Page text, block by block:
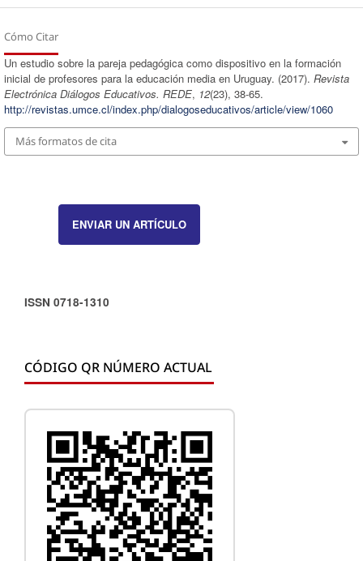
Cómo Citar
Un estudio sobre la pareja pedagógica como dispositivo en la formación
inicial de profesores para la educación media en Uruguay. (2017). Revista
Electrónica Diálogos Educativos. REDE, 12(23), 38-65.
http://revistas.umce.cl/index.php/dialogoseducativos/article/view/1060
Más formatos de cita
ENVIAR UN ARTÍCULO
ISSN 0718-1310
CÓDIGO QR NÚMERO ACTUAL